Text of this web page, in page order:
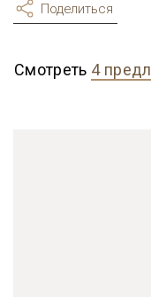
Поделиться
Смотреть 4